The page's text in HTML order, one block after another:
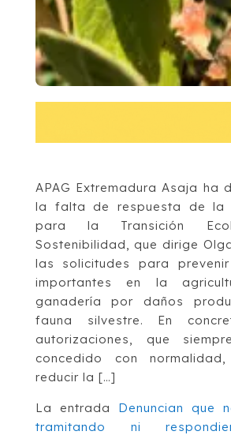
APAG Extremadura Asaja ha
la falta de respuesta de la
para la Transición
Sostenibilidad, que dirige
las solicitudes para prevenir
importantes en la
ganadería por daños
fauna silvestre. En
autorizaciones, que
concedido con normalidad,
reducir la […]
La entrada Denuncian que
tramitando ni